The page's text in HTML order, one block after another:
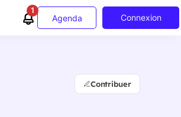
1
Agenda Connexion
Contribuer